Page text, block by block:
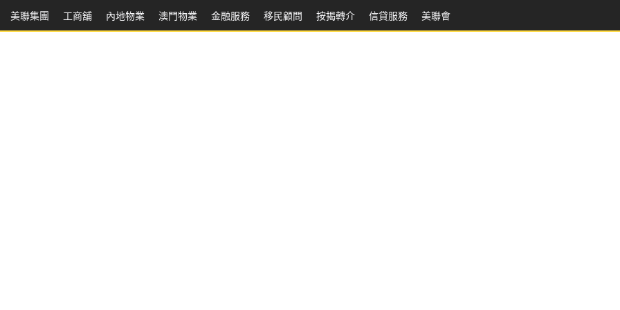
美聯集團 工商舖 內地物業 澳門物業 金融服務 移民顧問 按揭轉介 信貸服務 美聯會